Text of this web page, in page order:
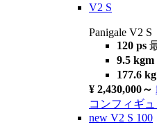
V2 S
Panigale V2 S
120 ps
9.5 kgm
177.6 kg
¥ 2,430,000～ i
コンフィギ
new V2 S 100